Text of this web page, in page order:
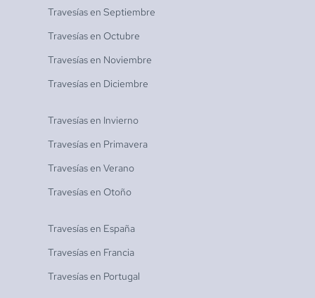
Travesías en Septiembre
Travesías en Octubre
Travesías en Noviembre
Travesías en Diciembre
Travesías en Invierno
Travesías en Primavera
Travesías en Verano
Travesías en Otoño
Travesías en España
Travesías en Francia
Travesías en Portugal